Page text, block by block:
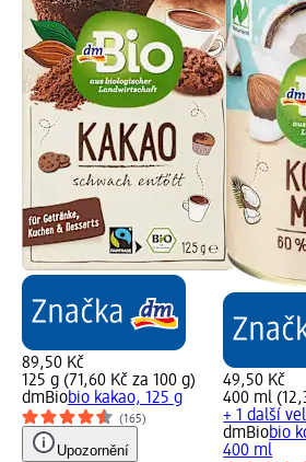
89,50 Kč
125 g (71,60 Kč za 100 g)
dmBiobio kakao, 125 g
(165)
Upozornění
49,50 Kč
400 ml
+ 1 další
dmBiobio
400 ml